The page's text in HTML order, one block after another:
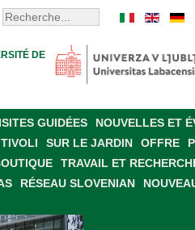
DE
GUIDÉES
NOUVELLES ET
SUR LE JARDIN OFFRE
TRAVAIL ET
RÉSEAU SLOVENIAN